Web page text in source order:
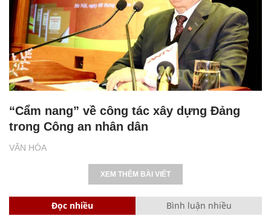
VĂN HÓA
“Cẩm nang” về công tác xây dựng Đảng
trong Công an nhân dân
XEM THÊM BÀI VIẾT
Đọc nhiều Bình luận nhiều